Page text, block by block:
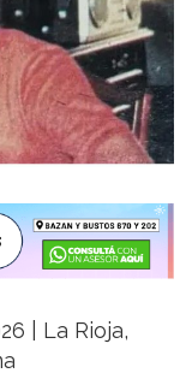
| La Rioja,